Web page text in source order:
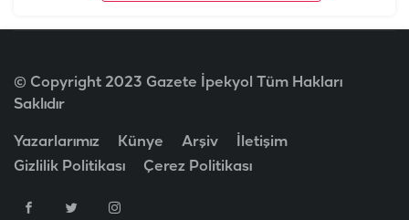
© Copyright 2023 Gazete İpekyol Tüm Hakları
Saklıdır
Yazarlarımız Künye Arşiv
İletişim
Gizlilik Politikası
Çerez Politikası